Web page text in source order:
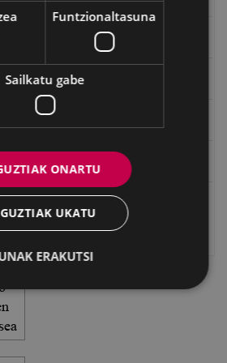
basea
Funtzionaltasuna
Sailkatu gabe
ONARTU
GUZTIAK UKATU
ERAKUTSI